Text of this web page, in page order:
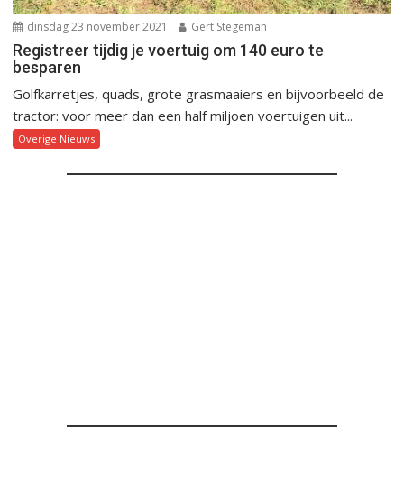
dinsdag 23 november 2021 Gert Stegeman
Registreer tijdig je voertuig om 140 euro te
besparen
Golfkarretjes, quads, grote grasmaaiers en bijvoorbeeld de
tractor: voor meer dan een half miljoen voertuigen uit...
Overige Nieuws